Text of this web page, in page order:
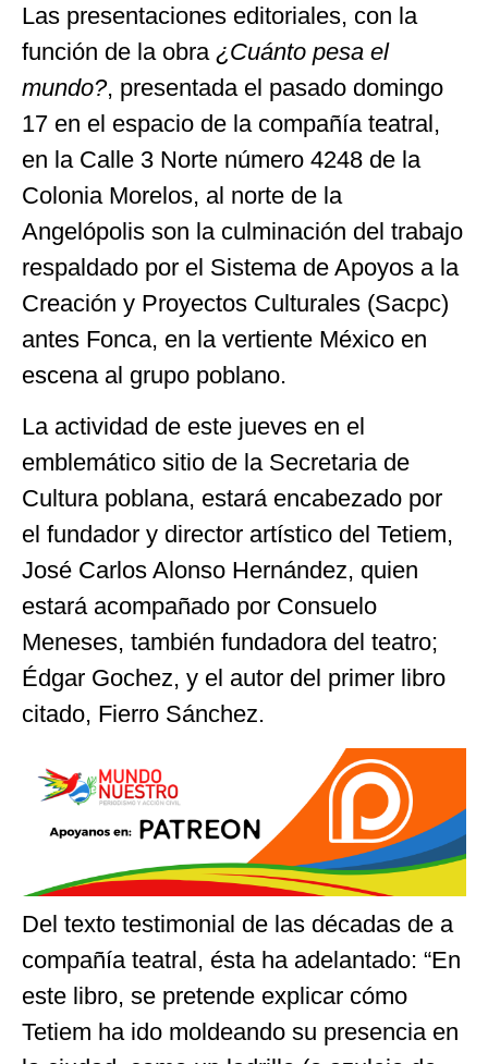
Las presentaciones editoriales, con la
función de la obra ¿Cuánto pesa el
mundo?, presentada el pasado domingo
17 en el espacio de la compañía teatral,
en la Calle 3 Norte número 4248 de la
Colonia Morelos, al norte de la
Angelópolis son la culminación del trabajo
respaldado por el Sistema de Apoyos a la
Creación y Proyectos Culturales (Sacpc)
antes Fonca, en la vertiente México en
escena al grupo poblano.
La actividad de este jueves en el
emblemático sitio de la Secretaria de
Cultura poblana, estará encabezado por
el fundador y director artístico del Tetiem,
José Carlos Alonso Hernández, quien
estará acompañado por Consuelo
Meneses, también fundadora del teatro;
Édgar Gochez, y el autor del primer libro
citado, Fierro Sánchez.
Del texto testimonial de las décadas de a
compañía teatral, ésta ha adelantado: “En
este libro, se pretende explicar cómo
Tetiem ha ido moldeando su presencia en